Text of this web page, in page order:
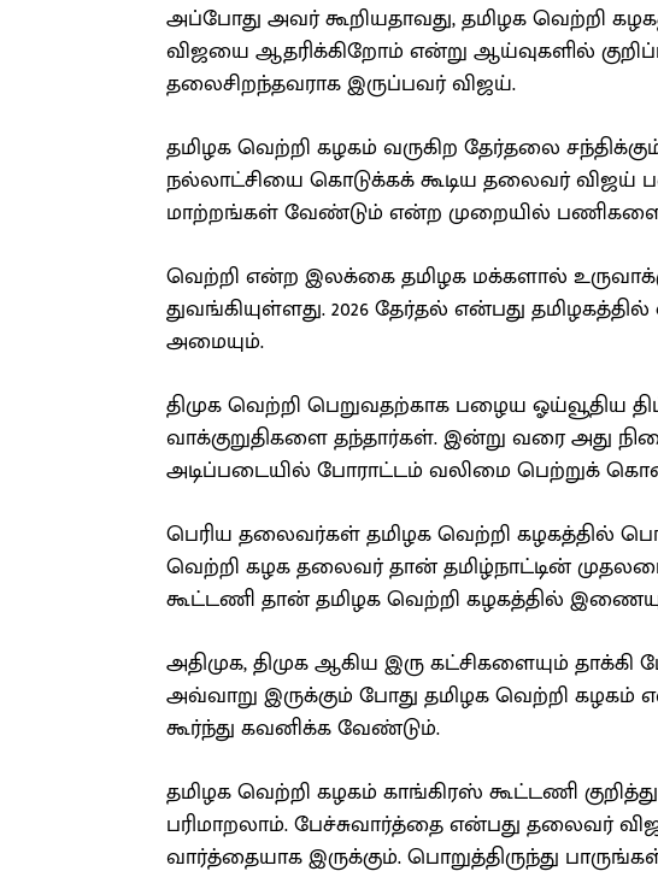
அப்போது அவர் கூறியதாவது, தமிழக வெற்றி
விஜயை ஆதரிக்கிறோம் என்று ஆய்வுகளில்
தலைசிறந்தவராக இருப்பவர் விஜய்.
தமிழக வெற்றி கழகம் வருகிற தேர்தலை
நல்லாட்சியை கொடுக்கக் கூடிய தலைவர்
மாற்றங்கள் வேண்டும் என்ற முறையில்
வெற்றி என்ற இலக்கை தமிழக மக்களால்
துவங்கியுள்ளது. 2026 தேர்தல் என்பது
அமையும்.
திமுக வெற்றி பெறுவதற்காக பழைய
வாக்குறுதிகளை தந்தார்கள். இன்று வரை அது
அடிப்படையில் போராட்டம் வலிமை பெற்றுக்
பெரிய தலைவர்கள் தமிழக வெற்றி கழகத்தில்
வெற்றி கழக தலைவர் தான் தமிழ்நாட்டின்
கூட்டணி தான் தமிழக வெற்றி கழகத்தில்
அதிமுக, திமுக ஆகிய இரு கட்சிகளையும் தாக்கி
அவ்வாறு இருக்கும் போது தமிழக வெற்றி கழகம்
கூர்ந்து கவனிக்க வேண்டும்.
தமிழக வெற்றி கழகம் காங்கிரஸ் கூட்டணி
பரிமாறலாம். பேச்சுவார்த்தை என்பது தலைவர்
வார்த்தையாக இருக்கும். பொறுத்திருந்து